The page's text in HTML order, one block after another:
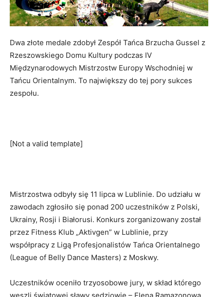
Dwa złote medale zdobył Zespół Tańca Brzucha Gussel z
Rzeszowskiego Domu Kultury podczas IV
Międzynarodowych Mistrzostw Europy Wschodniej w
Tańcu Orientalnym. To największy do tej pory sukces
zespołu.
[Not a valid template]
Mistrzostwa odbyły się 11 lipca w Lublinie. Do udziału w
zawodach zgłosiło się ponad 200 uczestników z Polski,
Ukrainy, Rosji i Białorusi. Konkurs zorganizowany został
przez Fitness Klub „Aktivgen” w Lublinie, przy
współpracy z Ligą Profesjonalistów Tańca Orientalnego
(League of Belly Dance Masters) z Moskwy.
Uczestników oceniło trzyosobowe jury, w skład którego